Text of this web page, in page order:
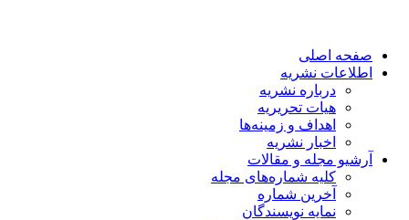
صفحه اصلی
اطلاعات نشریه
درباره نشریه
هیات تحریریه
اهداف و زمینه‌ها
اخبار نشریه
آرشیو مجله و مقالات
کلیه شماره‌های مجله
آخرین شماره
نمایه نویسندگان